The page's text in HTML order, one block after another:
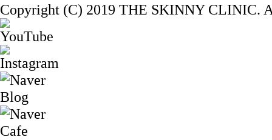
Copyright (C) 2019 THE SKINNY CLINIC.